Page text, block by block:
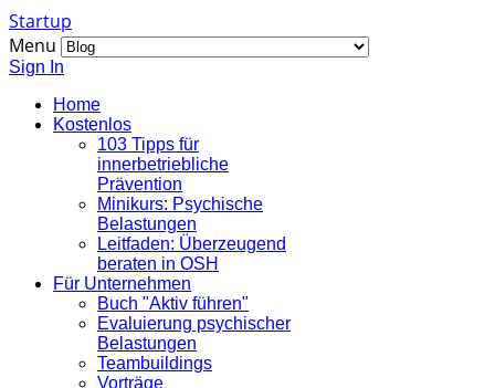
Startup
Menu
Sign In
Home
Kostenlos
103 Tipps für
innerbetriebliche
Prävention
Minikurs: Psychische
Belastungen
Leitfaden: Überzeugend
beraten in OSH
Für Unternehmen
Buch "Aktiv führen"
Evaluierung psychischer
Belastungen
Teambuildings
Vorträge